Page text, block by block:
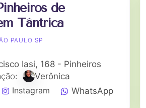
de
Tântrica
PAULO SP
Iasi, 168 - Pinheiros
Verônica
Instagram WhatsApp